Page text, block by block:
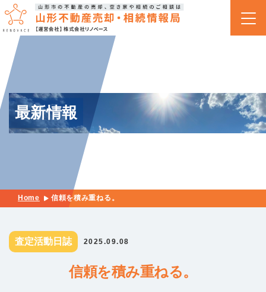
最新情報
Home 信頼を積み重ねる。
査定活動日誌 2025.09.08
信頼を積み重ねる。